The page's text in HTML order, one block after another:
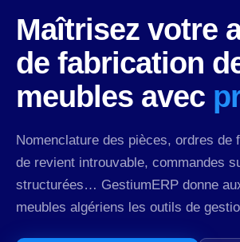
Maîtrisez votre
de fabrication
meubles avec
Nomenclature des pièces, ordres de
de revient introuvable, commandes
structurées… GestiumERP donne
meubles algériens les outils de